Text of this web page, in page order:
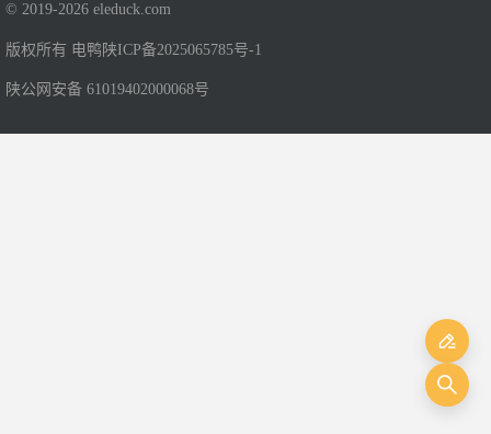
© 2019-2026 eleduck.com
版权所有 电鸭 陕ICP备2025065785号-1
陕公网安备 61019402000068号